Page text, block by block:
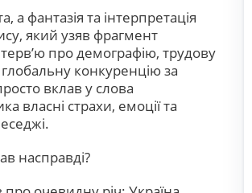
а фантазія та інтерпретація
який узяв фрагмент
про демографію, трудову
глобальну конкуренцію за
вклав у слова
власні страхи, емоції та
насправді?